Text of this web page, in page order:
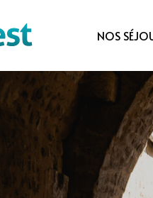
NOS